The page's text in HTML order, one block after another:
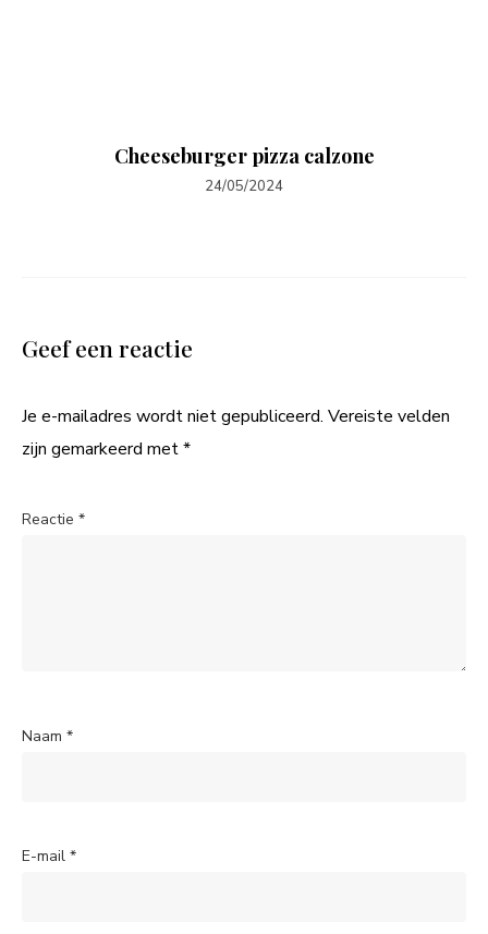
Cheeseburger pizza calzone
24/05/2024
Geef een reactie
Je e-mailadres wordt niet gepubliceerd. Vereiste velden
zijn gemarkeerd met*
Reactie *
Naam *
E-mail *